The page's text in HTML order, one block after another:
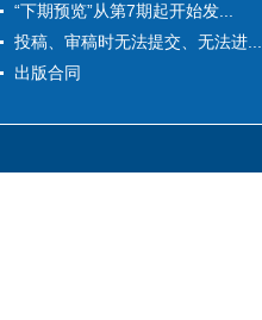
“下期预览”从第7期起开始发...
投稿、审稿时无法提交、无法进...
出版合同